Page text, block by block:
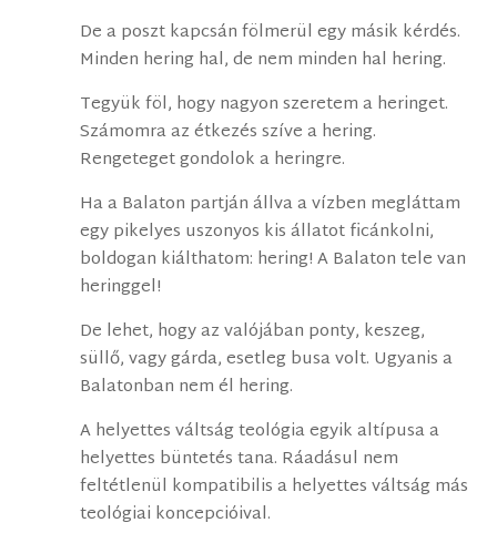
De a poszt kapcsán fölmerül egy másik kérdés.
Minden hering hal, de nem minden hal hering.
Tegyük föl, hogy nagyon szeretem a heringet.
Számomra az étkezés szíve a hering.
Rengeteget gondolok a heringre.
Ha a Balaton partján állva a vízben megláttam
egy pikelyes uszonyos kis állatot ficánkolni,
boldogan kiálthatom: hering! A Balaton tele van
heringgel!
De lehet, hogy az valójában ponty, keszeg,
süllő, vagy gárda, esetleg busa volt. Ugyanis a
Balatonban nem él hering.
A helyettes váltság teológia egyik altípusa a
helyettes büntetés tana. Ráadásul nem
feltétlenül kompatibilis a helyettes váltság más
teológiai koncepcióival.